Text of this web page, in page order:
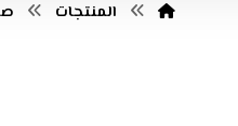
المنتجات